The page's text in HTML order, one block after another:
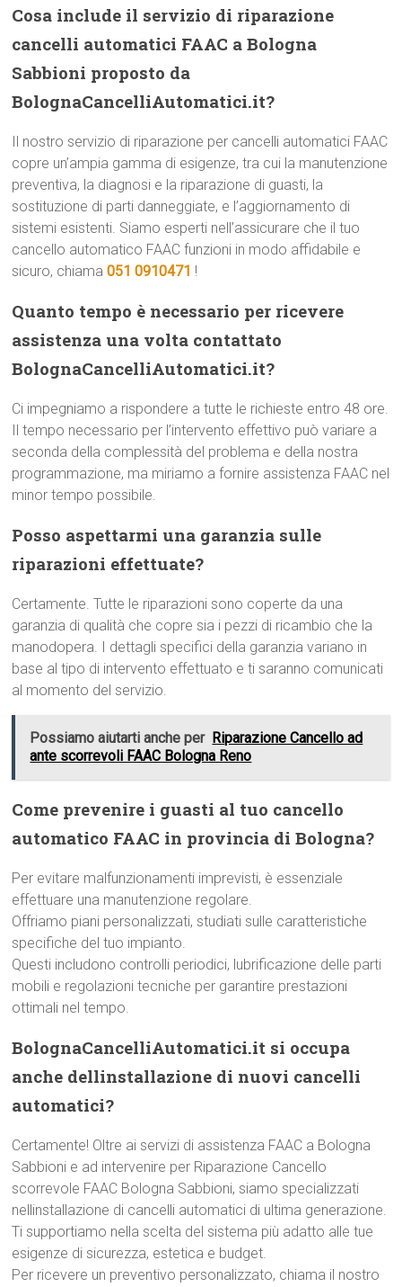
Cosa include il servizio di riparazione
cancelli automatici FAAC a Bologna
Sabbioni proposto da
BolognaCancelliAutomatici.it?
Il nostro servizio di riparazione per cancelli automatici FAAC
copre un’ampia gamma di esigenze, tra cui la manutenzione
preventiva, la diagnosi e la riparazione di guasti, la
sostituzione di parti danneggiate, e l’aggiornamento di
sistemi esistenti. Siamo esperti nell’assicurare che il tuo
cancello automatico FAAC funzioni in modo affidabile e
sicuro, chiama051 0910471 !
Quanto tempo è necessario per ricevere
assistenza una volta contattato
BolognaCancelliAutomatici.it?
Ci impegniamo a rispondere a tutte le richieste entro 48 ore.
Il tempo necessario per l’intervento effettivo può variare a
seconda della complessità del problema e della nostra
programmazione, ma miriamo a fornire assistenza FAAC nel
minor tempo possibile.
Posso aspettarmi una garanzia sulle
riparazioni effettuate?
Certamente. Tutte le riparazioni sono coperte da una
garanzia di qualità che copre sia i pezzi di ricambio che la
manodopera. I dettagli specifici della garanzia variano in
base al tipo di intervento effettuato e ti saranno comunicati
al momento del servizio.
Possiamo aiutarti anche per Riparazione Cancello ad
ante scorrevoli FAAC Bologna Reno
Come prevenire i guasti al tuo cancello
automatico FAAC in provincia di Bologna?
Per evitare malfunzionamenti imprevisti, è essenziale
effettuare una manutenzione regolare.
Offriamo piani personalizzati, studiati sulle caratteristiche
specifiche del tuo impianto.
Questi includono controlli periodici, lubrificazione delle parti
mobili e regolazioni tecniche per garantire prestazioni
ottimali nel tempo.
BolognaCancelliAutomatici.it si occupa
anche dellinstallazione di nuovi cancelli
automatici?
Certamente! Oltre ai servizi di assistenza FAAC a Bologna
Sabbioni e ad intervenire per Riparazione Cancello
scorrevole FAAC Bologna Sabbioni, siamo specializzati
nellinstallazione di cancelli automatici di ultima generazione.
Ti supportiamo nella scelta del sistema più adatto alle tue
esigenze di sicurezza, estetica e budget.
Per ricevere un preventivo personalizzato, chiama il nostro